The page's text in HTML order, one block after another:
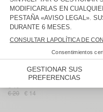
SUJETADOR MUJER BOBYPARK
€ 45
SUJETADOR MUJER LEBOW
€ 40
€ 20
€ 14